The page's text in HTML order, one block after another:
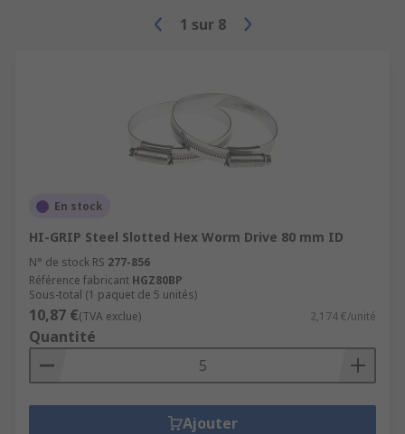
1 sur 8
En stock
HI-GRIP Steel Slotted Hex Worm Drive 80 mm ID
N° de stock RS 277-856
Référence fabricant HGZ80BP
Sous-total (1 paquet de 5 unités)
10,87 €(TVA exclue) 2,174 €/unité
Quantité
Ajouter